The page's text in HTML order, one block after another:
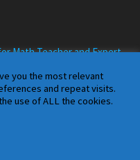
Math Teacher and Expert
you the most relevant
and repeat visits.
use of ALL the cookies.